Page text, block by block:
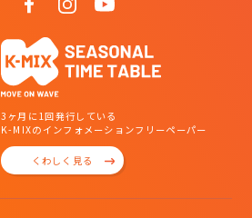
3ヶ月に1回発行している
K-MIXのインフォメーションフリーペーパー
くわしく見る